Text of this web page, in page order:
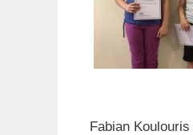
Fabian